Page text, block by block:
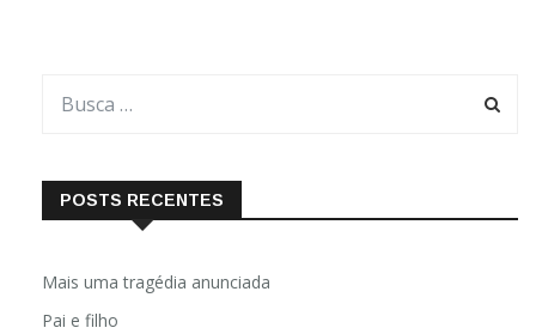
POSTS RECENTES
Mais uma tragédia anunciada
Pai e filho